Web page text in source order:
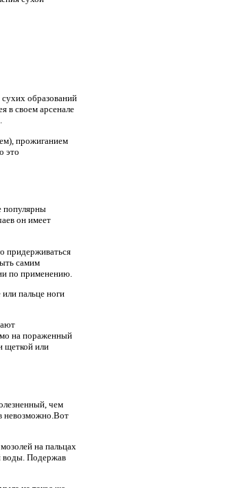
образований
в своем арсенале
прожиганием
это
популярны
он имеет
придерживаться
самим
по применению.
пальце ноги
на пораженный
щеткой или
чем
невозможно.Вот
на пальцах
воды. Подержав